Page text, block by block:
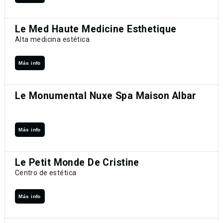
Le Med Haute Medicine Esthetique
Alta medicina estética
Más info
Le Monumental Nuxe Spa Maison Albar
Más info
Le Petit Monde De Cristine
Centro de estética
Más info